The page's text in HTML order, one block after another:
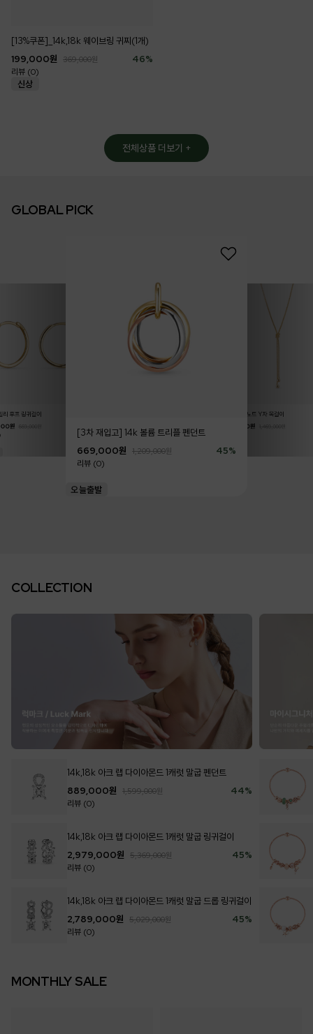
[13%쿠폰]_14k,18k 웨이브링 귀찌(1개)
46%
199,000원 369,000원
리뷰 (0)
전체상품 더보기 +
GLOBAL PICK
리 후프 링귀걸이
원 669,000
[3차 재입고] 14k 볼륨 트리플 펜던트
45%
669,000원 1,209,000원
리뷰 (0)
14k 러브 노트 Y자 목걸이
819,000원
COLLECTION
14k,18k 아크 랩 다이아몬드 1캐럿 말굽 펜던트
44%
889,000원 1,599,000원
리뷰 (0)
14k,18k 아크 랩 다이아몬드 1캐럿 말굽 링귀걸이
45%
2,979,000원 5,369,000원
리뷰 (0)
14k,18k 아크 랩 다이아몬드 1캐럿 말굽 드롭 링귀걸이
45%
2,789,000원 5,029,000원
리뷰 (0)
MONTHLY SALE